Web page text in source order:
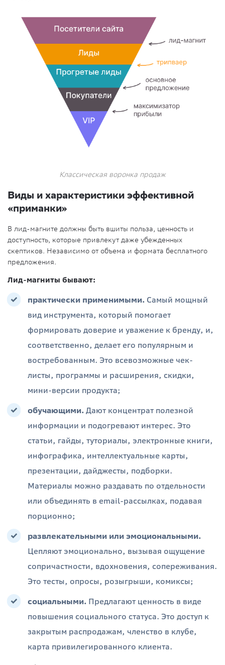
Классическая воронка продаж
Виды и характеристики эффективной
«приманки»
В лид-магните должны быть вшиты польза, ценность и
доступность, которые привлекут даже убежденных
скептиков. Независимо от объема и формата бесплатного
предложения.
Лид-магниты бывают:
практически применимыми. Самый мощный
вид инструмента, который помогает
формировать доверие и уважение к бренду, и,
соответственно, делает его популярным и
востребованным. Это всевозможные чек-
листы, программы и расширения, скидки,
мини-версии продукта;
обучающими. Дают концентрат полезной
информации и подогревают интерес. Это
статьи, гайды, туториалы, электронные книги,
инфографика, интеллектуальные карты,
презентации, дайджесты, подборки.
Материалы можно раздавать по отдельности
или объединять в email-рассылках, подавая
порционно;
развлекательными или эмоциональными.
Цепляют эмоционально, вызывая ощущение
сопричастности, вдохновения, сопереживания.
Это тесты, опросы, розыгрыши, комиксы;
социальными. Предлагают ценность в виде
повышения социального статуса. Это доступ к
закрытым распродажам, членство в клубе,
карта привилегированного клиента.